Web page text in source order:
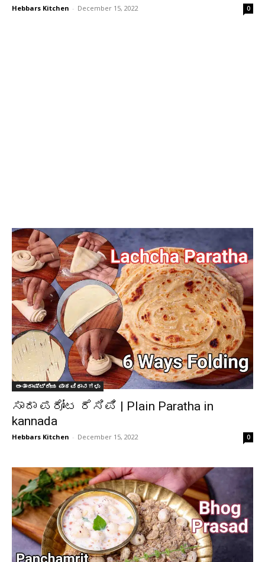
Hebbars Kitchen - December 15, 2022 0
ಅಂತಾರಾಷ್ಟ್ರೀಯ ಪಾಕವಿಧಾನಗಳು
ಸಾದಾ ಪರೋಟ ರೆಸಿಪಿ | Plain Paratha in
kannada
Hebbars Kitchen - December 15, 2022 0